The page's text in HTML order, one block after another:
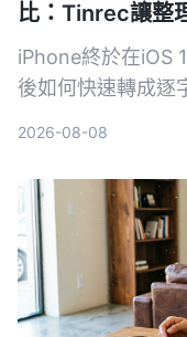
比：Tinrec讓整
iPhone終於在iOS
後如何快速轉成逐
2026-08-08